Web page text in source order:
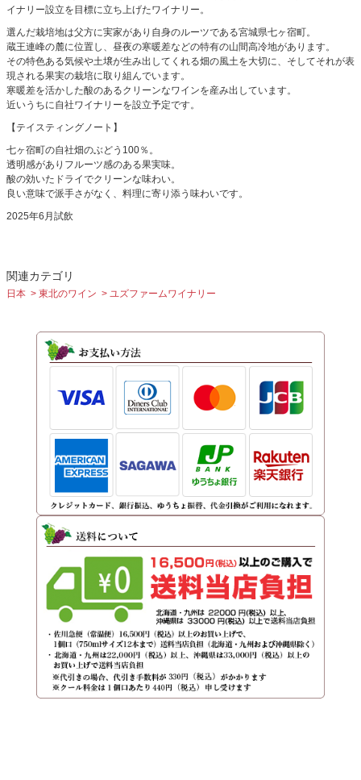
イナリー設立を目標に立ち上げたワイナリー。
選んだ栽培地は父方に実家があり自身のルーツである宮城県七ヶ宿町。
蔵王連峰の麓に位置し、昼夜の寒暖差などの特有の山間高冷地があります。
その特色ある気候や土壌が生み出してくれる畑の風土を大切に、そしてそれが表
現される果実の栽培に取り組んでいます。
寒暖差を活かした酸のあるクリーンなワインを産み出しています。
近いうちに自社ワイナリーを設立予定です。
【テイスティングノート】
七ヶ宿町の自社畑のぶどう100％。
透明感がありフルーツ感のある果実味。
酸の効いたドライでクリーンな味わい。
良い意味で派手さがなく、料理に寄り添う味わいです。
2025年6月試飲
関連カテゴリ
日本 東北のワイン ユズファームワイナリー